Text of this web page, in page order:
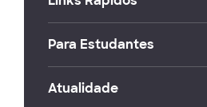
Para Estudantes
Atualidade